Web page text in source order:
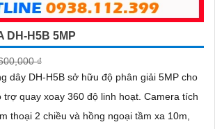
DH-H5B 5MP
₫
dây DH-H5B sở hữu độ phân giải 5MP cho
xoay 360 độ linh hoạt. Camera tích
thoại 2 chiều và hồng ngoại tầm xa 10m,